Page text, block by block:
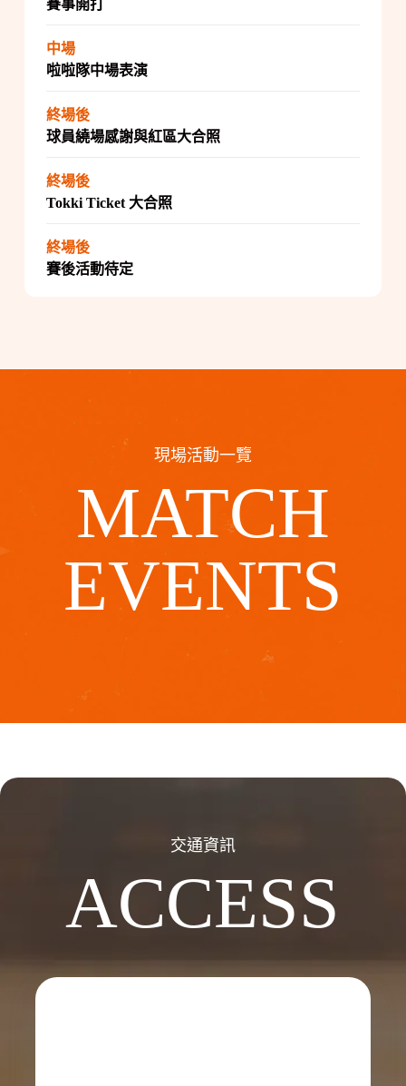
賽事開打
中場
啦啦隊中場表演
終場後
球員繞場感謝與紅區大合照
終場後
Tokki Ticket 大合照
終場後
賽後活動待定
現場活動一覽
MATCH
EVENTS
交通資訊
ACCESS